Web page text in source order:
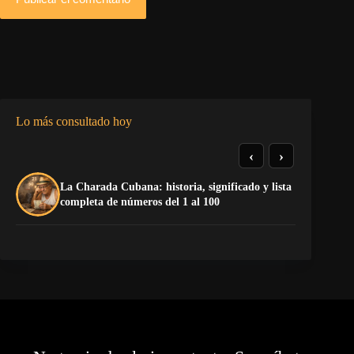
Lo más consultado hoy
La Charada Cubana: historia, significado y lista
completa de números del 1 al 100
‹ ›